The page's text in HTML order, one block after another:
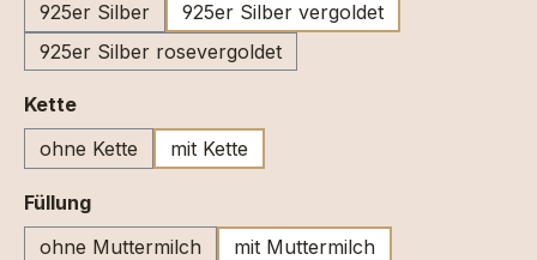
925er Silber
925er Silber vergoldet
925er Silber rosevergoldet
Ketteauswählen
ohne Kette
mit Kette
Füllungauswählen
ohne Muttermilch
mit Muttermilch